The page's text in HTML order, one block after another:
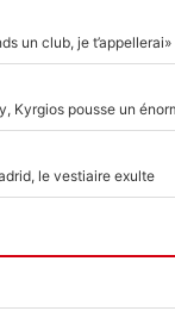
le vestiaire exulte